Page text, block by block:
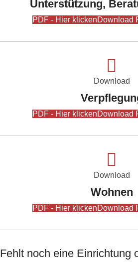
Unterstützung,
PDF - Hier klickenDownload
Download
PDF - Hier klickenDownload
Download
Wohnen
PDF - Hier klickenDownload
Fehlt noch eine Einrichtung